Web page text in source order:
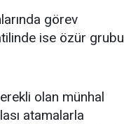
görev
ise özür grubu
olan münhal
atamalarla